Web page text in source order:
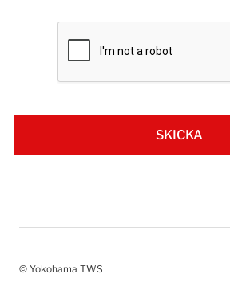
© Yokohama TWS